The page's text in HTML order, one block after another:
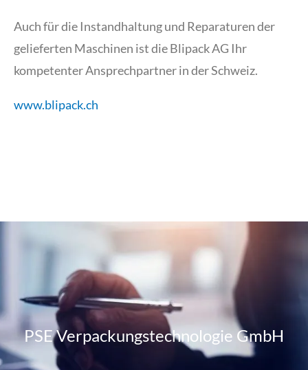
Auch für die Instandhaltung und Reparaturen der
gelieferten Maschinen ist die Blipack AG Ihr
kompetenter Ansprechpartner in der Schweiz.
www.blipack.ch
PSE Verpackungstechnologie GmbH